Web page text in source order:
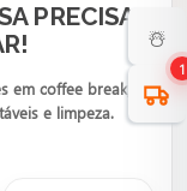
☃️
1
PRECISA
em coffee break,
e limpeza.